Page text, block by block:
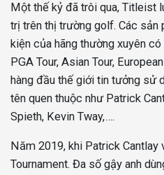
Một thế kỷ đã trôi qua, Titleist
trị trên thị trường golf. Các sản
kiện của hãng thường xuyên
PGA Tour, Asian Tour,
hàng đầu thế giới tin tưởng sử
tên quen thuộc như Patrick
Spieth, Kevin Tway,….
Năm 2019, khi Patrick
Tournament. Đa số gậy anh